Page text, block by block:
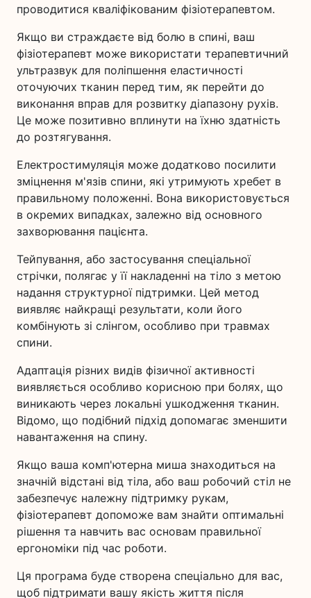
проводитися кваліфікованим фізіотерапевтом.
Якщо ви страждаєте від болю в спині, ваш
фізіотерапевт може використати терапевтичний
ультразвук для поліпшення еластичності
оточуючих тканин перед тим, як перейти до
виконання вправ для розвитку діапазону рухів.
Це може позитивно вплинути на їхню здатність
до розтягування.
Електростимуляція може додатково посилити
зміцнення м'язів спини, які утримують хребет в
правильному положенні. Вона використовується
в окремих випадках, залежно від основного
захворювання пацієнта.
Тейпування, або застосування спеціальної
стрічки, полягає у її накладенні на тіло з метою
надання структурної підтримки. Цей метод
виявляє найкращі результати, коли його
комбінують зі слінгом, особливо при травмах
спини.
Адаптація різних видів фізичної активності
виявляється особливо корисною при болях, що
виникають через локальні ушкодження тканин.
Відомо, що подібний підхід допомагає зменшити
навантаження на спину.
Якщо ваша комп'ютерна миша знаходиться на
значній відстані від тіла, або ваш робочий стіл не
забезпечує належну підтримку рукам,
фізіотерапевт допоможе вам знайти оптимальні
рішення та навчить вас основам правильної
ергономіки під час роботи.
Ця програма буде створена спеціально для вас,
щоб підтримати вашу якість життя після